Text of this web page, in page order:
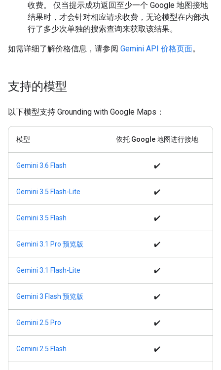
收费。 仅当提示成功返回至少一个 Google 地图接地
结果时，才会针对相应请求收费，无论模型在内部执
行了多少次单独的搜索查询来获取该结果。
如需详细了解价格信息，请参阅 Gemini API 价格页面。
支持的模型
以下模型支持 Grounding with Google Maps：
模型 依托 Google 地图进行接地
Gemini 3.6 Flash ✔️
Gemini 3.5 Flash-Lite ✔️
Gemini 3.5 Flash ✔️
Gemini 3.1 Pro 预览版 ✔️
Gemini 3.1 Flash-Lite ✔️
Gemini 3 Flash 预览版 ✔️
Gemini 2.5 Pro ✔️
Gemini 2.5 Flash ✔️